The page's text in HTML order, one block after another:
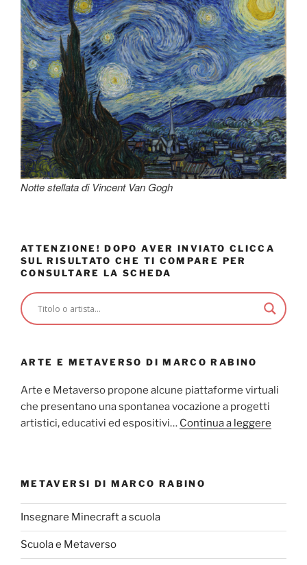
Notte stellata di Vincent Van Gogh
ATTENZIONE! DOPO AVER INVIATO CLICCA
SUL RISULTATO CHE TI COMPARE PER
CONSULTARE LA SCHEDA
ARTE E METAVERSO DI MARCO RABINO
Arte e Metaverso propone alcune piattaforme virtuali
che presentano una spontanea vocazione a progetti
artistici, educativi ed espositivi… Continua a leggere
METAVERSI DI MARCO RABINO
Insegnare Minecraft a scuola
Scuola e Metaverso